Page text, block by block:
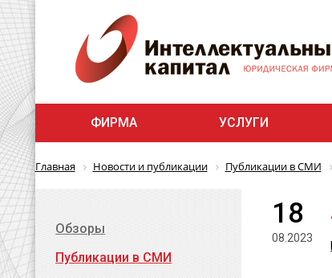
ФИРМА УСЛУГИ
Главная Новости и публикации Публикации в СМИ
18
08.2023
Обзоры
Публикации в СМИ